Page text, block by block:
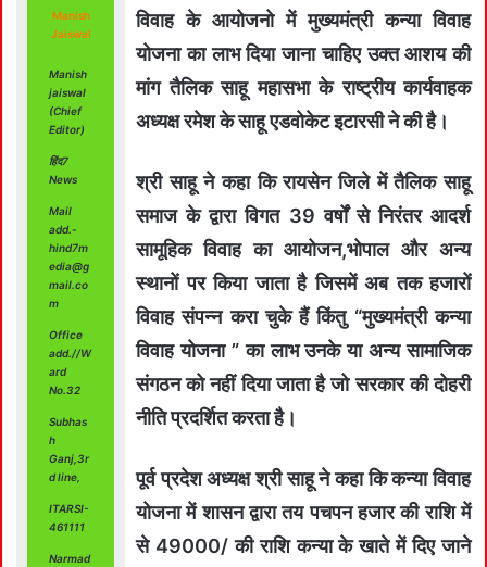
Manish
Jaiswal
Manish
jaiswal
(Chief
Editor)
हिंद7
News
Mail
add.-
hind7m
edia@g
mail.co
m
Office
add.//W
ard
No.32
Subhas
h
Ganj,3r
d line,
ITARSI-
461111
Narmad
विवाह के आयोजनो में मुख्यमंत्री कन्या विवाह
योजना का लाभ दिया जाना चाहिए उक्त आशय की
मांग तैलिक साहू महासभा के राष्ट्रीय कार्यवाहक
अध्यक्ष रमेश के साहू एडवोकेट इटारसी ने की है।
श्री साहू ने कहा कि रायसेन जिले में तैलिक साहू
समाज के द्वारा विगत 39 वर्षों से निरंतर आदर्श
सामूहिक विवाह का आयोजन,भोपाल और अन्य
स्थानों पर किया जाता है जिसमें अब तक हजारों
विवाह संपन्न करा चुके हैं किंतु “मुख्यमंत्री कन्या
विवाह योजना ” का लाभ उनके या अन्य सामाजिक
संगठन को नहीं दिया जाता है जो सरकार की दोहरी
नीति प्रदर्शित करता है।
पूर्व प्रदेश अध्यक्ष श्री साहू ने कहा कि कन्या विवाह
योजना में शासन द्वारा तय पचपन हजार की राशि में
से 49000/ की राशि कन्या के खाते में दिए जाने